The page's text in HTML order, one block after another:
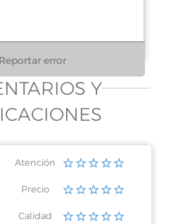
Reportar error
Y
Atención
Precio
Calidad